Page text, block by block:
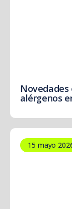
alérgenos
15 mayo